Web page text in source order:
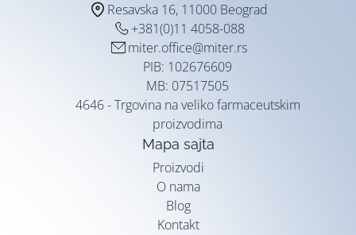
Resavska 16, 11000 Beograd
+381(0)11 4058-088
miter.office@miter.rs
PIB: 102676609
MB: 07517505
4646 - Trgovina na veliko farmaceutskim
proizvodima
Mapa sajta
Proizvodi
O nama
Blog
Kontakt